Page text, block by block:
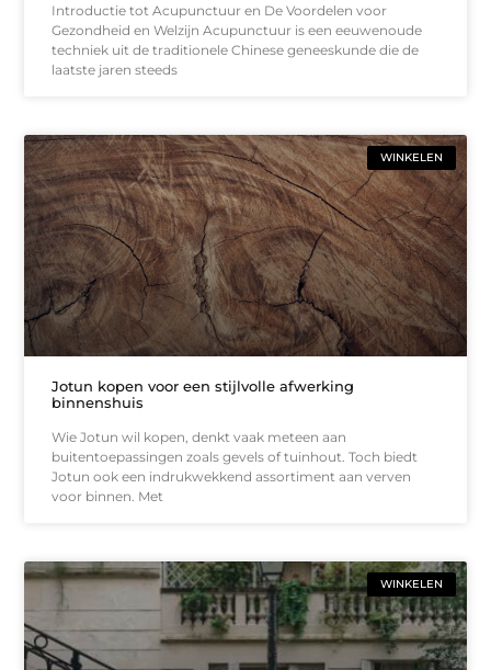
Introductie tot Acupunctuur en De Voordelen voor
Gezondheid en Welzijn Acupunctuur is een eeuwenoude
techniek uit de traditionele Chinese geneeskunde die de
laatste jaren steeds
WINKELEN
Jotun kopen voor een stijlvolle afwerking
binnenshuis
Wie Jotun wil kopen, denkt vaak meteen aan
buitentoepassingen zoals gevels of tuinhout. Toch biedt
Jotun ook een indrukwekkend assortiment aan verven
voor binnen. Met
WINKELEN